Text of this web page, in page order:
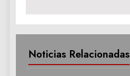
Noticias Relacionadas